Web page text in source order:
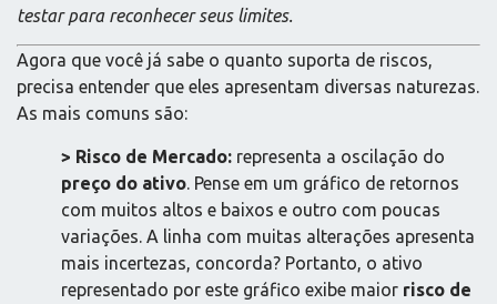
testar para reconhecer seus limites.
Agora que você já sabe o quanto suporta de riscos,
precisa entender que eles apresentam diversas naturezas.
As mais comuns são:
> Risco de Mercado: representa a oscilação do
preço do ativo. Pense em um gráfico de retornos
com muitos altos e baixos e outro com poucas
variações. A linha com muitas alterações apresenta
mais incertezas, concorda? Portanto, o ativo
representado por este gráfico exibe maior risco de